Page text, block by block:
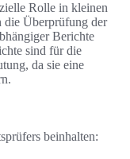
Rolle in kleinen
die Überprüfung der
Berichte
sind für die
da sie eine
beinhalten: